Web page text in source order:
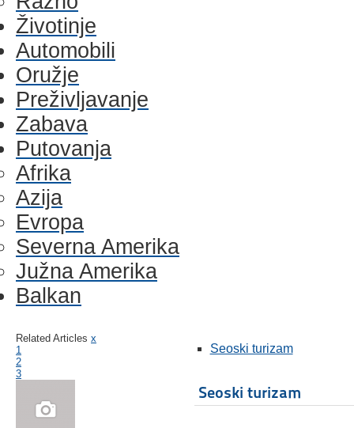
Životinje
Automobili
Oružje
Preživljavanje
Zabava
Putovanja
Afrika
Azija
Evropa
Severna Amerika
Južna Amerika
Balkan
Related Articles x
1
2
3
Seoski turizam
Seoski turizam